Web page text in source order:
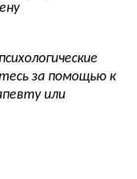
за помощью к
или